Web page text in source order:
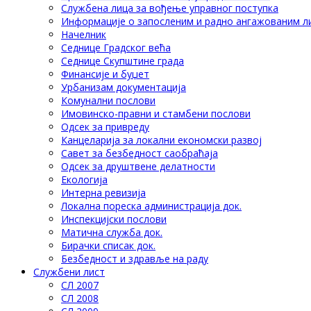
Службена лица за вођење управног поступка
Информације о запосленим и радно ангажованим
Начелник
Седнице Градског већа
Седнице Скупштине града
Финансије и буџет
Урбанизам документација
Комунални послови
Имовинско-правни и стамбени послови
Одсек за привреду
Канцеларија за локални економски развој
Савет за безбедност саобраћаја
Одсек за друштвене делатности
Eкологија
Интерна ревизија
Локална пореска администрација док.
Инспекцијски послови
Матична служба док.
Бирачки списак док.
Безбедност и здравље на раду
Службени лист
СЛ 2007
СЛ 2008